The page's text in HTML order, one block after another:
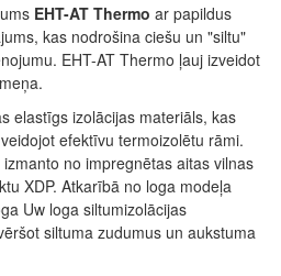
EHT-AT Thermo ar papildus
kas nodrošina ciešu un "siltu"
EHT-AT Thermo ļauj izveidot
elastīgs izolācijas materiāls, kas
efektīvu termoizolētu rāmi.
no impregnētas aitas vilnas
XDP. Atkarībā no loga modeļa
Uw loga siltumizolācijas
siltuma zudumus un aukstuma